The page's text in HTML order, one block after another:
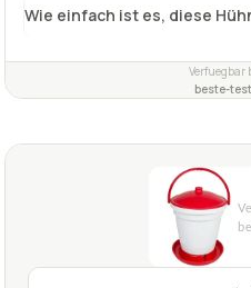
Wie einfach ist es, diese
Verfuegbar
beste-